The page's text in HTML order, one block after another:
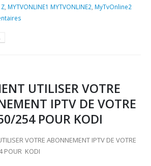
, MYTVONLINE1 MYTVONLINE2 MyTvOnline2
UTILISER VOTRE
IPTV DE VOTRE
254 POUR KODI
VOTRE ABONNEMENT IPTV DE VOTRE
POUR KODI